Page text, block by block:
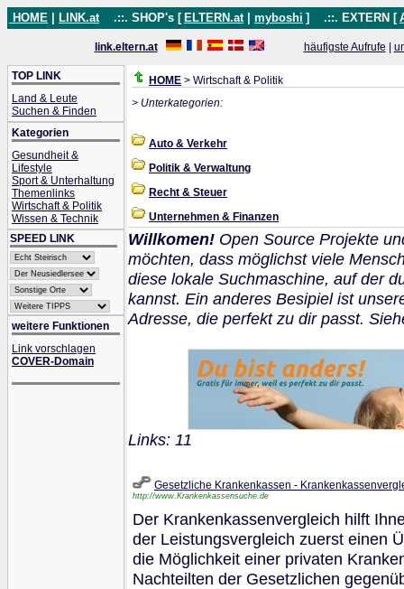
HOME LINK.at .::. SHOP's [ ELTERN.at myboshi ] .::. EXTERN [
link.eltern.at häufigste Aufrufe
TOP LINK
Land & Leute
Suchen & Finden
Kategorien
Gesundheit &
Lifestyle
Sport & Unterhaltung
Themenlinks
Wirtschaft & Politik
Wissen & Technik
SPEED LINK
weitere Funktionen
Link vorschlagen
COVER-Domain
HOME > Wirtschaft & Politik
> Unterkategorien:
Auto & Verkehr
Politik & Verwaltung
Recht & Steuer
Unternehmen & Finanzen
Willkomen! Open Source Projekte
möchten, dass möglichst viele
diese lokale Suchmaschine, auf der
kannst. Ein anderes Besipiel ist
Adresse, die perfekt zu dir passt.
Links: 11
Gesetzliche Krankenkassen -
http://www.Krankenkassensuche.de
Der Krankenkassenvergleich hilft
der Leistungsvergleich zuerst einen
die Möglichkeit einer privaten
Nachteilten der Gesetzlichen